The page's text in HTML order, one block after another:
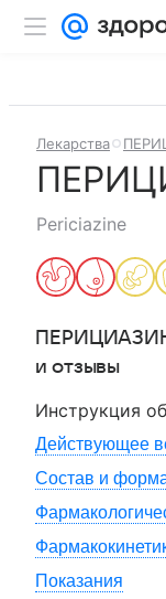
Лекарства
Periciazine
и отзывы
Инструкция
Действующее
Состав и
Показания